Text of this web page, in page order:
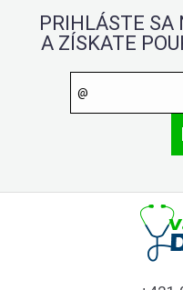
PRIHLÁSTE SA
A ZÍSKATE